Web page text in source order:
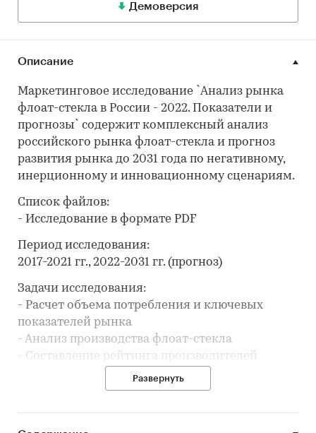
Демоверсия
Описание
Маркетинговое исследование `Анализ рынка
флоат-стекла в России - 2022. Показатели и
прогнозы` содержит комплексный анализ
российского рынка флоат-стекла и прогноз
развития рынка до 2031 года по негативному,
инерционному и инновационному сценариям.
Список файлов:
- Исследование в формате PDF
Период исследования:
2017-2021 гг., 2022-2031 гг. (прогноз)
Задачи исследования:
- Расчет объема потребления и ключевых
показателей рынка
- Анализ производства флоат-стекла
- Составление рейтинга производителей
- Анализ цен производителей флоат-стекла
- Анализ импорта и экспорта
Развернуть